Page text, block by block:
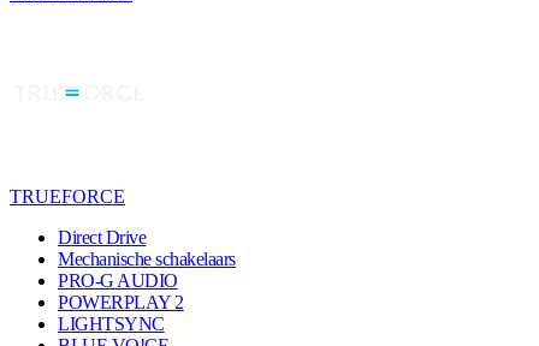
TRUEFORCE
Direct Drive
Mechanische schakelaars
PRO-G AUDIO
POWERPLAY 2
LIGHTSYNC